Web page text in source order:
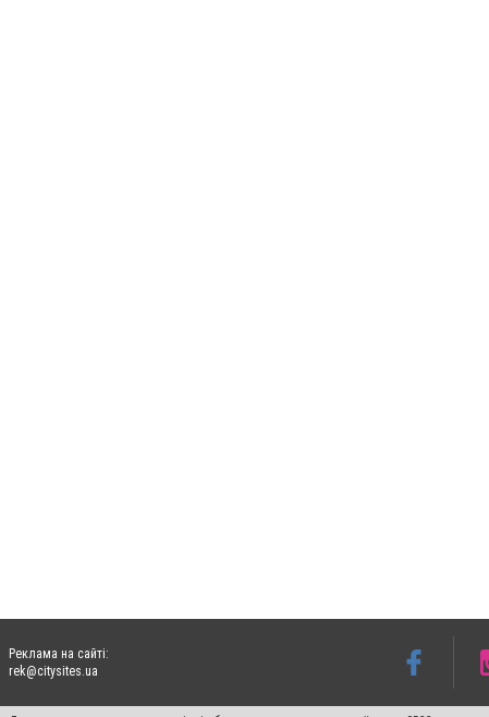
Реклама на сайті:
rek@citysites.ua